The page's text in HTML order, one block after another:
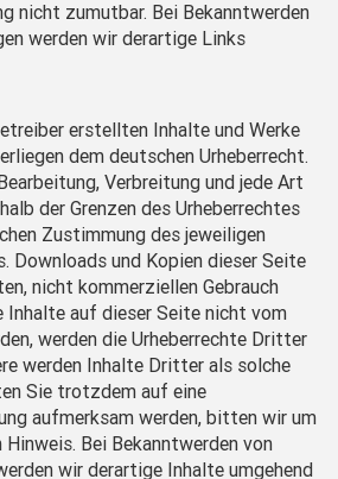
nicht zumutbar. Bei Bekanntwerden
werden wir derartige Links
erstellten Inhalte und Werke
dem deutschen Urheberrecht.
Verbreitung und jede Art
der Grenzen des Urheberrechtes
Zustimmung des jeweiligen
Downloads und Kopien dieser Seite
nicht kommerziellen Gebrauch
auf dieser Seite nicht vom
werden die Urheberrechte Dritter
werden Inhalte Dritter als solche
Sie trotzdem auf eine
aufmerksam werden, bitten wir um
Hinweis. Bei Bekanntwerden von
wir derartige Inhalte umgehend